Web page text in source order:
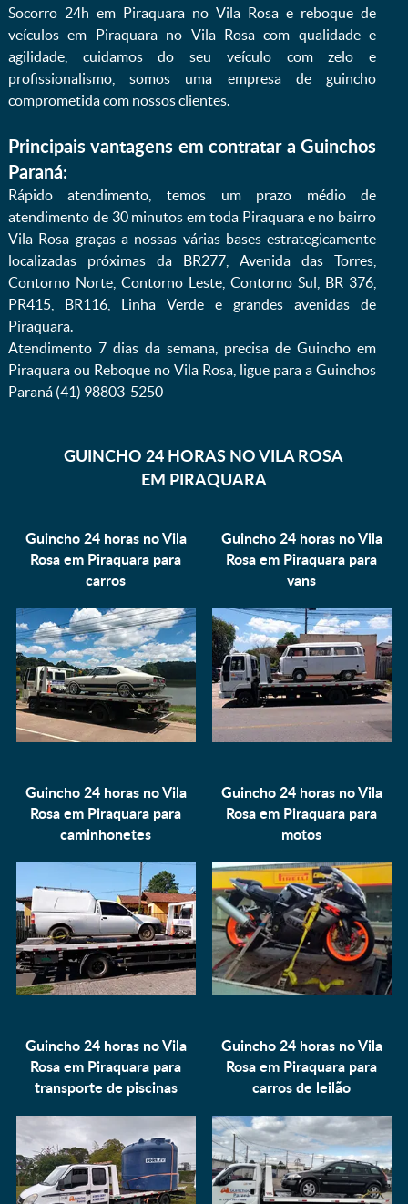
Socorro 24h em Piraquara no Vila Rosa e reboque de
veículos em Piraquara no Vila Rosa com qualidade e
agilidade, cuidamos do seu veículo com zelo e
profissionalismo, somos uma empresa de guincho
comprometida com nossos clientes.
Principais vantagens em contratar a Guinchos
Paraná:
Rápido atendimento, temos um prazo médio de
atendimento de 30 minutos em toda Piraquara e no bairro
Vila Rosa graças a nossas várias bases estrategicamente
localizadas próximas da BR277, Avenida das Torres,
Contorno Norte, Contorno Leste, Contorno Sul, BR 376,
PR415, BR116, Linha Verde e grandes avenidas de
Piraquara.
Atendimento 7 dias da semana, precisa de Guincho em
Piraquara ou Reboque no Vila Rosa, ligue para a Guinchos
Paraná (41) 98803-5250
GUINCHO 24 HORAS NO VILA ROSA
EM PIRAQUARA
Guincho 24 horas no Vila
Rosa em Piraquara para
carros
Guincho 24 horas no Vila
Rosa em Piraquara para
vans
Guincho 24 horas no Vila
Rosa em Piraquara para
caminhonetes
Guincho 24 horas no Vila
Rosa em Piraquara para
motos
Guincho 24 horas no Vila
Rosa em Piraquara para
transporte de piscinas
Guincho 24 horas no Vila
Rosa em Piraquara para
carros de leilão